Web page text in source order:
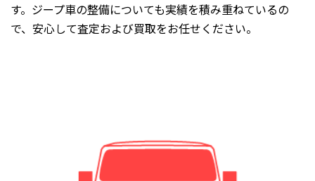
す。ジープ車の整備についても実績を積み重ねているの
で、安心して査定および買取をお任せください。